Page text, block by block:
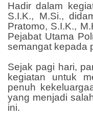
Hadir dalam
S.I.K., M.Si.,
Pratomo, S.I.K.,
Pejabat Utama
semangat kepada
Sejak pagi hari,
kegiatan untuk
penuh
yang menjadi
ini.